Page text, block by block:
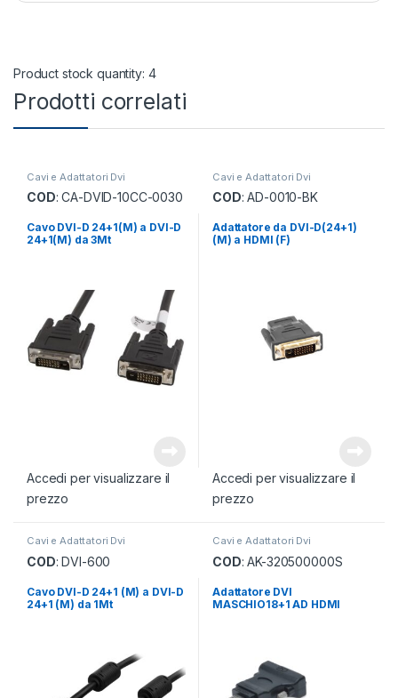
Product stock quantity: 4
Prodotti correlati
Cavi e Adattatori Dvi
COD: CA-DVID-10CC-0030
Cavo DVI-D 24+1(M) a DVI-D
24+1(M) da 3Mt
Accedi per visualizzare il
prezzo
Cavi e Adattatori Dvi
COD: AD-0010-BK
Adattatore da DVI-D(24+1)
(M) a HDMI (F)
Accedi per visualizzare il
prezzo
Cavi e Adattatori Dvi
COD: DVI-600
Cavo DVI-D 24+1 (M) a DVI-D
24+1 (M) da 1Mt
Cavi e Adattatori Dvi
COD: AK-320500000S
Adattatore DVI
MASCHIO18+1 AD HDMI